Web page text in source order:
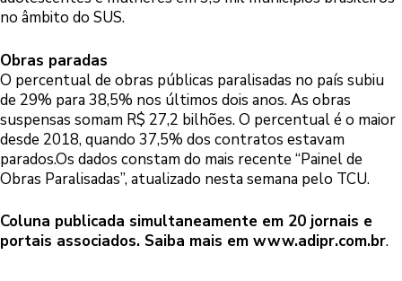
no âmbito do SUS.
Obras paradas
O percentual de obras públicas paralisadas no país subiu
de 29% para 38,5% nos últimos dois anos. As obras
suspensas somam R$ 27,2 bilhões. O percentual é o maior
desde 2018, quando 37,5% dos contratos estavam
parados.Os dados constam do mais recente “Painel de
Obras Paralisadas”, atualizado nesta semana pelo TCU.
Coluna publicada simultaneamente em 20 jornais e
portais associados. Saiba mais em www.adipr.com.br.